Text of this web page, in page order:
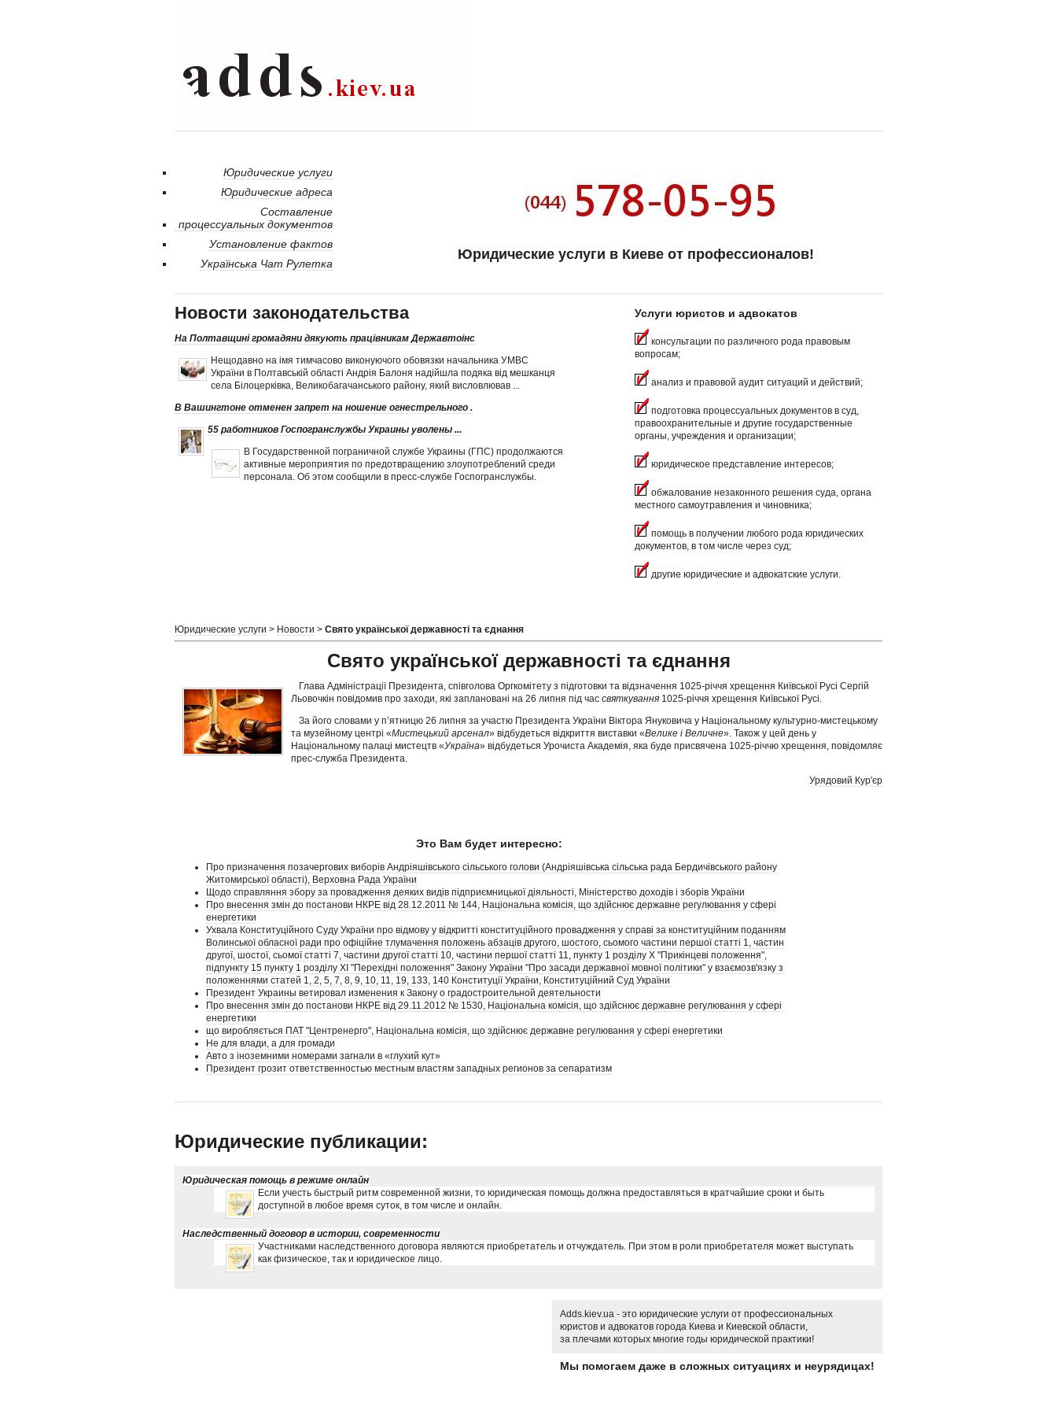
Юридические услуги в Киеве от профессионалов!
Юридические услуги
Юридические адреса
Составление
процессуальных документов
Установление фактов
Українська Чат Рулетка
Услуги юристов и адвокатов
консультации по различного рода правовым
вопросам;
анализ и правовой аудит ситуаций и действий;
подготовка процессуальных документов в суд,
правоохранительные и другие государственные
органы, учреждения и организации;
юридическое представление интересов;
обжалование незаконного решения суда, органа
местного самоутравления и чиновника;
помощь в получении любого рода юридических
документов, в том числе через суд;
другие юридические и адвокатские услуги.
Новости законодательства
На Полтавщині громадяни дякують працівникам Державтоінс
Нещодавно на імя тимчасово виконуючого обовязки начальника УМВС
України в Полтавській області Андрія Балоня надійшла подяка від мешканця
села Білоцерківка, Великобагачанського району, який висловлював ...
В Вашингтоне отменен запрет на ношение огнестрельного .
55 работников Госпогранслужбы Украины уволены ...
В Государственной пограничной службе Украины (ГПС) продолжаются
активные мероприятия по предотвращению злоупотреблений среди
персонала. Об этом сообщили в пресс-службе Госпогранслужбы.
Юридические услуги > Новости > Свято української державності та єднання
Свято української державності та єднання
Глава Адміністрації Президента, співголова Оргкомітету з підготовки та відзначення 1025-річчя хрещення Київської Русі Сергій
Льовочкін повідомив про заходи, які заплановані на 26 липня під час святкування 1025-річчя хрещення Київської Русі.
За його словами у п’ятницю 26 липня за участю Президента України Віктора Януковича у Національному культурно-мистецькому
та музейному центрі «Мистецький арсенал» відбудеться відкриття виставки «Велике і Величне». Також у цей день у
Національному палаці мистецтв «Україна» відбудеться Урочиста Академія, яка буде присвячена 1025-річчю хрещення, повідомляє
прес-служба Президента.
Урядовий Кур'єр
Это Вам будет интересно:
Про призначення позачергових виборів Андріяшівського сільського голови (Андріяшівська сільська рада Бердичівського району
Житомирської області), Верховна Рада України
Щодо справляння збору за провадження деяких видів підприємницької діяльності, Міністерство доходів і зборів України
Про внесення змін до постанови НКРЕ від 28.12.2011 № 144, Національна комісія, що здійснює державне регулювання у сфері
енергетики
Ухвала Конституційного Суду України про відмову у відкритті конституційного провадження у справі за конституційним поданням
Волинської обласної ради про офіційне тлумачення положень абзаців другого, шостого, сьомого частини першої статті 1, частин
другої, шостої, сьомої статті 7, частини другої статті 10, частини першої статті 11, пункту 1 розділу X "Прикінцеві положення",
підпункту 15 пункту 1 розділу XI "Перехідні положення" Закону України "Про засади державної мовної політики" у взаємозв'язку з
положеннями статей 1, 2, 5, 7, 8, 9, 10, 11, 19, 133, 140 Конституції України, Конституційний Суд України
Президент Украины ветировал изменения к Закону о градостроительной деятельности
Про внесення змін до постанови НКРЕ від 29.11.2012 № 1530, Національна комісія, що здійснює державне регулювання у сфері
енергетики
що виробляється ПАТ "Центренерго", Національна комісія, що здійснює державне регулювання у сфері енергетики
Не для влади, а для громади
Авто з іноземними номерами загнали в «глухий кут»
Президент грозит ответственностью местным властям западных регионов за сепаратизм
Юридические публикации:
Юридическая помощь в режиме онлайн
Если учесть быстрый ритм современной жизни, то юридическая помощь должна предоставляться в кратчайшие сроки и быть
доступной в любое время суток, в том числе и онлайн.
Наследственный договор в истории, современности
Участниками наследственного договора являются приобретатель и отчуждатель. При этом в роли приобретателя может выступать
как физическое, так и юридическое лицо.
Adds.kiev.ua - это юридические услуги от профессиональных
юристов и адвокатов города Киева и Киевской области,
за плечами которых многие годы юридической практики!
Мы помогаем даже в сложных ситуациях и неурядицах!